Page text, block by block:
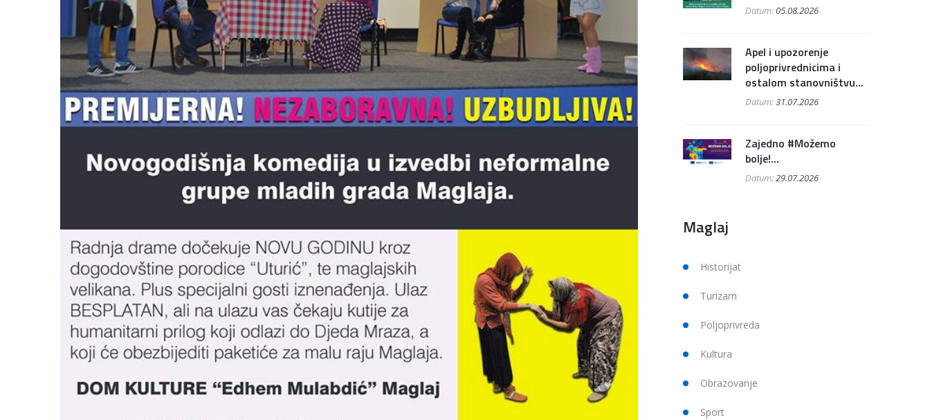
Datum:05.08.2026
Apel i upozorenje
poljoprivrednicima i
ostalom stanovništvu...
Datum:31.07.2026
Zajedno #Možemo
bolje!...
Datum:29.07.2026
Maglaj
Historijat
Turizam
Poljoprivreda
Kultura
Obrazovanje
Sport